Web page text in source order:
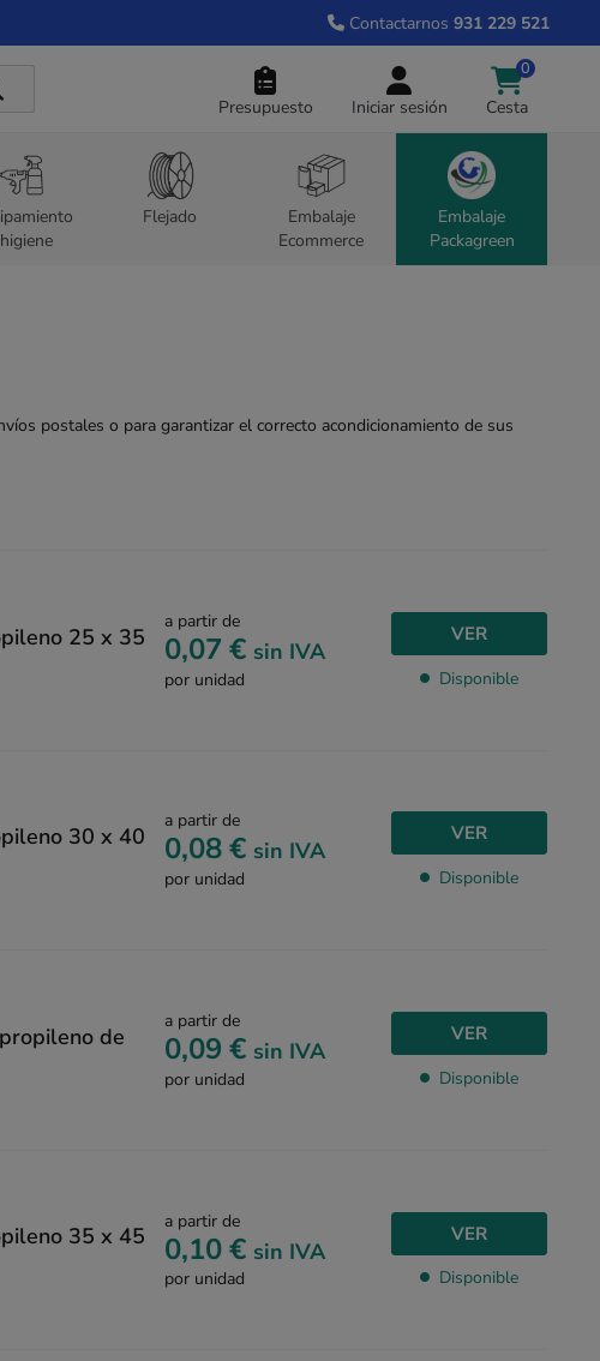
Contactarnos 931 229 521
Presupuesto Iniciar sesión Cesta
0
Flejado
Embalaje
Ecommerce
Embalaje
Packagreen
postales o para garantizar el correcto acondicionamiento de sus
25 x 35
a partir de
0,07 € sin IVA
por unidad
VER
Disponible
30 x 40
a partir de
0,08 € sin IVA
por unidad
VER
Disponible
de
a partir de
0,09 € sin IVA
por unidad
VER
Disponible
35 x 45
a partir de
0,10 € sin IVA
por unidad
VER
Disponible